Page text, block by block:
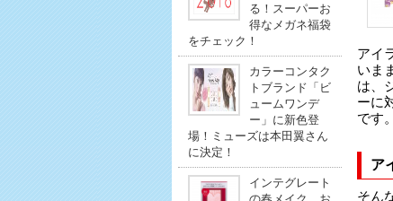
る！スーパーお
得なメガネ福袋
をチェック！
カラーコンタク
トブランド「ビ
ュームワンデ
ー」に新色登
場！ミューズは本田翼さん
に決定！
インテグレート
アイ
いま
は、
ーに
です。
ア
そん